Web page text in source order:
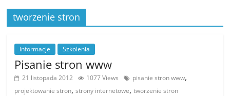
konferencje
o
n
f
tworzenie stron
Informacje Szkolenia
Pisanie stron www
21 listopada 2012 1077 Views pisanie stron www,
projektowanie stron,strony internetowe,tworzenie stron